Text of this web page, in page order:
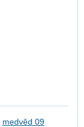
medvěd 09